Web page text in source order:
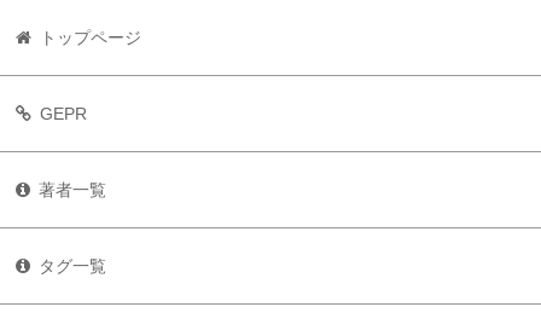
トップページ
GEPR
著者一覧
タグ一覧